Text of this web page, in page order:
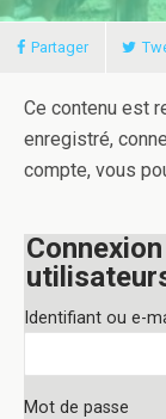
Partager
Ce contenu est
enregistré,
compte, vous
Identifiant ou e-
Mot de passe